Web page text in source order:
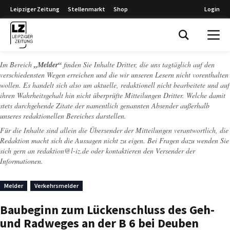
Leipziger Zeitung Stellenmarkt Shop Login
Im Bereich „Melder“ finden Sie Inhalte Dritter, die uns tagtäglich auf den
verschiedensten Wegen erreichen und die wir unseren Lesern nicht vorenthalten
wollen. Es handelt sich also um aktuelle, redaktionell nicht bearbeitete und auf
ihren Wahrheitsgehalt hin nicht überprüfte Mitteilungen Dritter. Welche damit
stets durchgehende Zitate der namentlich genannten Absender außerhalb
unseres redaktionellen Bereiches darstellen.
Für die Inhalte sind allein die Übersender der Mitteilungen verantwortlich, die
Redaktion macht sich die Aussagen nicht zu eigen. Bei Fragen dazu wenden Sie
sich gern an redaktion@l-iz.de oder kontaktieren den Versender der
Informationen.
Melder Verkehrsmelder
Baubeginn zum Lückenschluss des Geh-
und Radweges an der B 6 bei Deuben